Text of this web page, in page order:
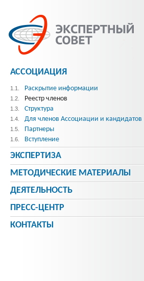
АССОЦИАЦИЯ
1.1. Раскрытие информации
1.2. Реестр членов
1.3. Структура
1.4. Для членов Ассоциации и кандидатов
1.5. Партнеры
1.6. Вступление
ЭКСПЕРТИЗА
МЕТОДИЧЕСКИE МАТЕРИАЛЫ
ДЕЯТЕЛЬНОСТЬ
ПРЕСС-ЦЕНТР
КОНТАКТЫ